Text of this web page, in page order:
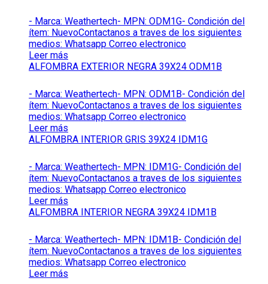
- Marca: Weathertech- MPN: ODM1G- Condición del
ítem: NuevoContactanos a traves de los siguientes
medios: Whatsapp Correo electronico
Leer más
ALFOMBRA EXTERIOR NEGRA 39X24 ODM1B
- Marca: Weathertech- MPN: ODM1B- Condición del
ítem: NuevoContactanos a traves de los siguientes
medios: Whatsapp Correo electronico
Leer más
ALFOMBRA INTERIOR GRIS 39X24 IDM1G
- Marca: Weathertech- MPN: IDM1G- Condición del
ítem: NuevoContactanos a traves de los siguientes
medios: Whatsapp Correo electronico
Leer más
ALFOMBRA INTERIOR NEGRA 39X24 IDM1B
- Marca: Weathertech- MPN: IDM1B- Condición del
ítem: NuevoContactanos a traves de los siguientes
medios: Whatsapp Correo electronico
Leer más